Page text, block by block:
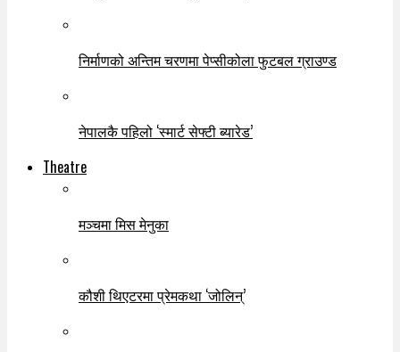
निर्माणको अन्तिम चरणमा पेप्सीकोला फुटबल ग्राउण्ड
नेपालकै पहिलो ‘स्मार्ट सेफ्टी ब्यारेड’
Theatre
मञ्चमा मिस मेनुका
कौशी थिएटरमा प्रेमकथा ‘जोलिन्’